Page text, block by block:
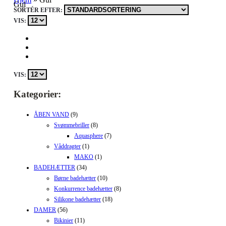
Gul
SORTÉR EFTER:
VIS:
VIS:
Kategorier:
ÅBEN VAND (9)
Svømmebriller (8)
Aquasphere (7)
Våddragter (1)
MAKO (1)
BADEHÆTTER (34)
Børne badehætter (10)
Konkurrence badehætter (8)
Silikone badehætter (18)
DAMER (56)
Bikinier (11)